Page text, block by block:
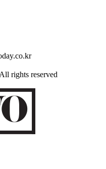
rights reserved